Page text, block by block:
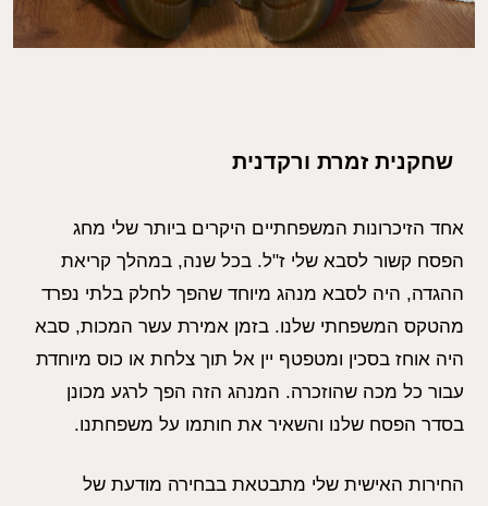
שחקנית זמרת ורקדנית
אחד הזיכרונות המשפחתיים היקרים ביותר שלי מחג
הפסח קשור לסבא שלי ז"ל. בכל שנה, במהלך קריאת
ההגדה, היה לסבא מנהג מיוחד שהפך לחלק בלתי נפרד
מהטקס המשפחתי שלנו. בזמן אמירת עשר המכות, סבא
היה אוחז בסכין ומטפטף יין אל תוך צלחת או כוס מיוחדת
עבור כל מכה שהוזכרה. המנהג הזה הפך לרגע מכונן
בסדר הפסח שלנו והשאיר את חותמו על משפחתנו.
החירות האישית שלי מתבטאת בבחירה מודעת של